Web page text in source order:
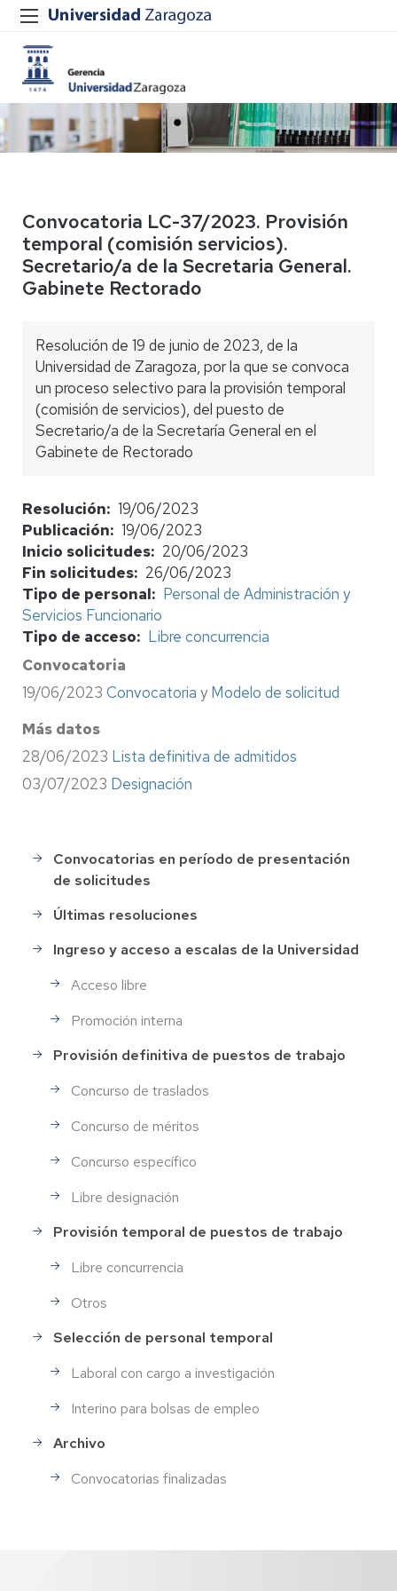
Convocatoria LC-37/2023. Provisión
temporal (comisión servicios).
Secretario/a de la Secretaria General.
Gabinete Rectorado
Resolución de 19 de junio de 2023, de la
Universidad de Zaragoza, por la que se convoca
un proceso selectivo para la provisión temporal
(comisión de servicios), del puesto de
Secretario/a de la Secretaría General en el
Gabinete de Rectorado
Resolución
19/06/2023
Publicación
19/06/2023
Inicio solicitudes
20/06/2023
Fin solicitudes
26/06/2023
Tipo de personal
Personal de Administración y
Servicios Funcionario
Tipo de acceso
Libre concurrencia
Convocatoria
19/06/2023 Convocatoria y Modelo de solicitud
Más datos
28/06/2023 Lista definitiva de admitidos
03/07/2023 Designación
Selección
de
Personal
Convocatorias en período de presentación
de solicitudes
Últimas resoluciones
Ingreso y acceso a escalas de la Universidad
Acceso libre
Promoción interna
Provisión definitiva de puestos de trabajo
Concurso de traslados
Concurso de méritos
Concurso específico
Libre designación
Provisión temporal de puestos de trabajo
Libre concurrencia
Otros
Selección de personal temporal
Laboral con cargo a investigación
Interino para bolsas de empleo
Archivo
Convocatorias finalizadas